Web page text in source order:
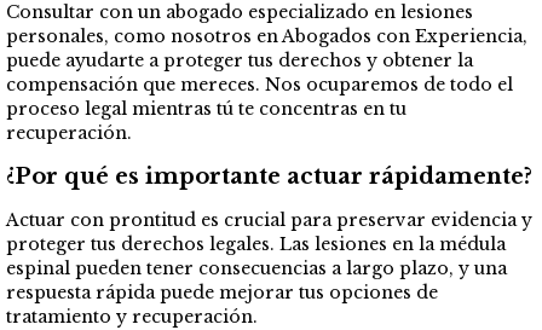
Consultar con un abogado especializado en lesiones
personales, como nosotros en Abogados con Experiencia,
puede ayudarte a proteger tus derechos y obtener la
compensación que mereces. Nos ocuparemos de todo el
proceso legal mientras tú te concentras en tu
recuperación.
¿Por qué es importante actuar rápidamente?
Actuar con prontitud es crucial para preservar evidencia y
proteger tus derechos legales. Las lesiones en la médula
espinal pueden tener consecuencias a largo plazo, y una
respuesta rápida puede mejorar tus opciones de
tratamiento y recuperación.